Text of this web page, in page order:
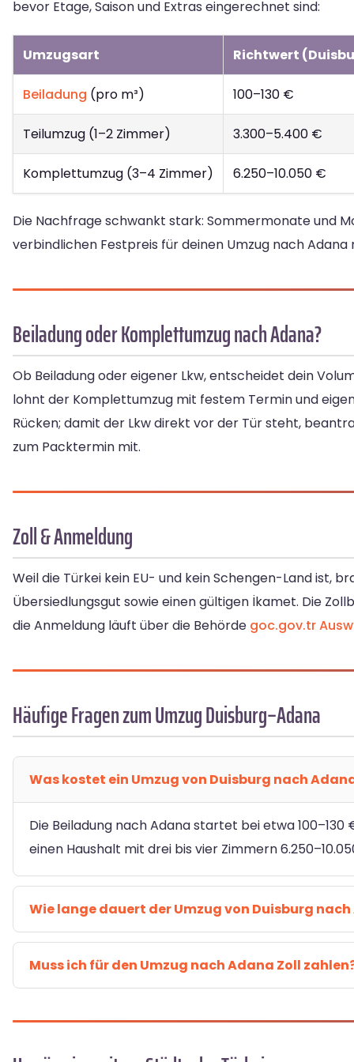
bevor Etage, Saison und Extras eingerechnet sind:
Umzugsart Richtwert
Beiladung (pro m³) 100–130 €
Teilumzug (1–2 Zimmer) 3.300–5.400 €
Komplettumzug (3–4 Zimmer) 6.250–10.050 €
Die Nachfrage schwankt stark: Sommermonate und
verbindlichen Festpreis für deinen Umzug nach
Beiladung oder Komplettumzug nach Adana?
Ob Beiladung oder eigener Lkw, entscheidet dein
lohnt der Komplettumzug mit festem Termin und
Rücken; damit der Lkw direkt vor der Tür steht,
zum Packtermin mit.
Zoll & Anmeldung
Weil die Türkei kein EU- und kein Schengen-Land ist,
Übersiedlungsgut sowie einen gültigen İkamet. Die
die Anmeldung läuft über die Behörde goc.gov.tr
Häufige Fragen zum Umzug Duisburg–Adana
Was kostet ein Umzug von Duisburg nach
Die Beiladung nach Adana startet bei etwa
einen Haushalt mit drei bis vier Zimmern
Wie lange dauert der Umzug von Duisburg
Muss ich für den Umzug nach Adana Zoll